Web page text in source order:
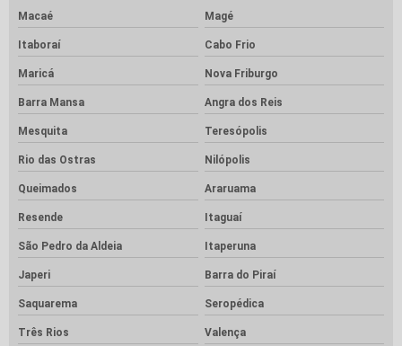
Macaé Magé
Itaboraí Cabo Frio
Maricá Nova Friburgo
Barra Mansa Angra dos Reis
Mesquita Teresópolis
Rio das Ostras Nilópolis
Queimados Araruama
Resende Itaguaí
São Pedro da Aldeia Itaperuna
Japeri Barra do Piraí
Saquarema Seropédica
Três Rios Valença